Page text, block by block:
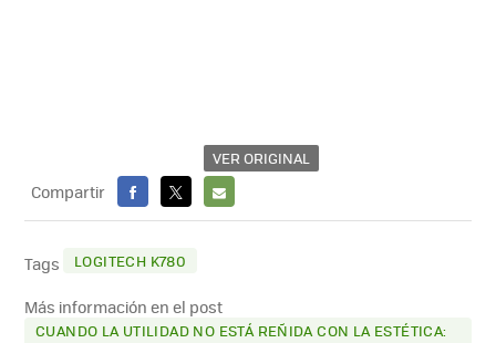
VER ORIGINAL
Compartir
FACEBOOK
X
E-
Tags LOGITECH K780
Más información en el post
CUANDO LA UTILIDAD NO ESTÁ REÑIDA CON LA ESTÉTICA: